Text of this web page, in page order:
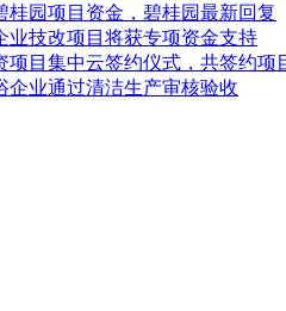
桂园项目资金，碧桂园最新回复
业技改项目将获专项资金支持
项目集中云签约仪式，共签约项
企业通过清洁生产审核验收